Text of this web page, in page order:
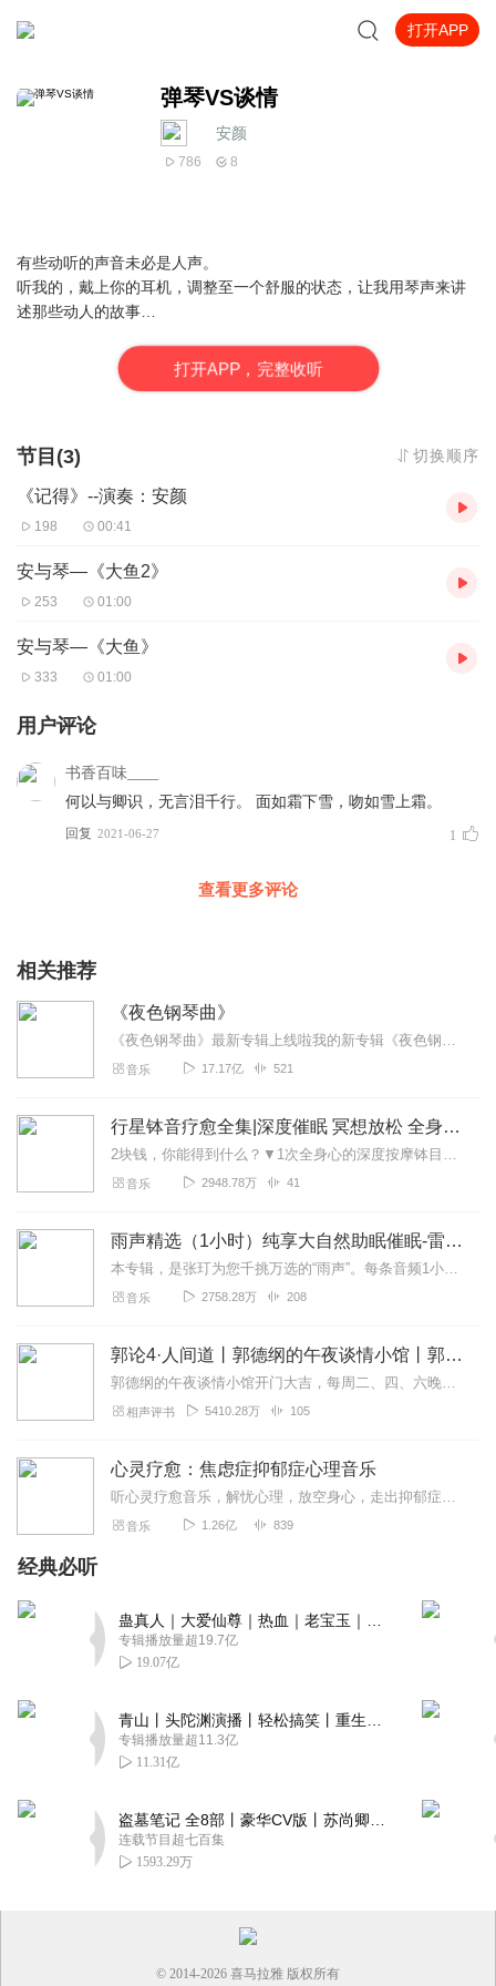
打开APP
弹琴VS谈情
__安颜__
786 8
有些动听的声音未必是人声。
听我的，戴上你的耳机，调整至一个舒服的状态，让我用琴声来讲
述那些动人的故事…
打开APP，完整收听
节目(3) 切换顺序
《记得》--演奏：安颜
198 00:41
安与琴—《大鱼2》
253 01:00
安与琴—《大鱼》
333 01:00
用户评论
书香百味____
何以与卿识，无言泪千行。 面如霜下雪，吻如雪上霜。
回复 2021-06-27 1
查看更多评论
相关推荐
《夜色钢琴曲》
《夜色钢琴曲》最新专辑上线啦我的新专辑《夜色钢琴曲最新专辑》（点击跳转）已经上线，新专辑是《夜色钢琴曲》的升级版，我精选了诸多经典原创作品与大家分享，愿未来...
音乐 17.17亿 521
行星钵音疗愈全集|深度催眠 冥想放松 全身心深度按摩
2块钱，你能得到什么？▼1次全身心的深度按摩钵目前已广泛地被应用于美容Spa和按摩养生馆的疗程中，许多疗愈师使用铜钵在身体上，发现5分钟铜钵按摩的深度放松，效...
音乐 2948.78万 41
雨声精选（1小时）纯享大自然助眠催眠-雷雨声，下雨
本专辑，是张玎为您千挑万选的“雨声”。每条音频1小时，中间没有打扰。有轻柔细雨、淅淅沥沥；雨滴入水，滴答作响；隐隐雷声，隆隆为伴；流水潺潺，映入耳畔。这里没有音...
音乐 2758.28万 208
郭论4·人间道丨郭德纲的午夜谈情小馆丨郭德纲&于谦丨郭德纲新书《活得明白》
郭德纲的午夜谈情小馆开门大吉，每周二、四、六晚九点，准时胡说谦大爷于谦的《谦道3》已同步上线，欢迎大家串门遛弯儿，点此直达：《谦道3：人间松弛》开奖信息：恭喜独...
相声评书 5410.28万 105
心灵疗愈：焦虑症抑郁症心理音乐
听心灵疗愈音乐，解忧心理，放空身心，走出抑郁症、焦虑症、恐惧症等情绪困扰。疗愈音乐=心灵养生最有效的聆听建议：步骤一、选择安静的环境，闭目静卧或坐。步骤二、根据...
音乐 1.26亿 839
经典必听
专辑播放量超19.7亿
19.07亿
专辑播放量超11.3亿
11.31亿
连载节目超七百集
1593.29万
© 2014-2026 喜马拉雅 版权所有